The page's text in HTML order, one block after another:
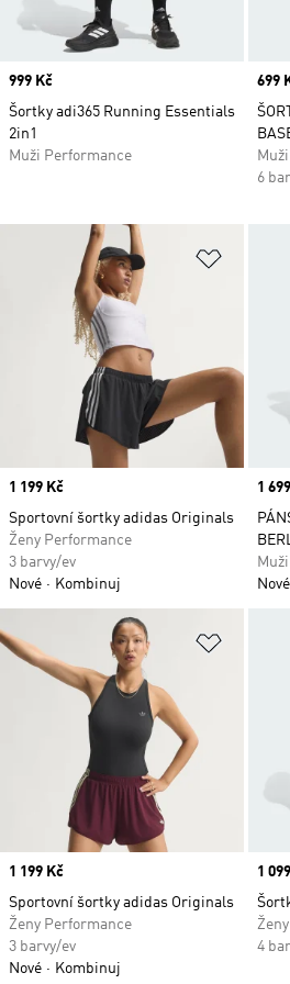
Price
999 Kč
Šortky adi365 Running Essentials
2in1
Muži Performance
699
6
Přidat
Price
1 199 Kč
Sportovní šortky adidas Originals
Ženy Performance
3 barvy/ev
Nové
Kombinuj
Price
1
Nové
Přidat
Price
1 199 Kč
Sportovní šortky adidas Originals
Ženy Performance
3 barvy/ev
Nové
Kombinuj
Price
1
4